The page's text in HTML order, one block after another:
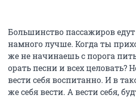
Большинство пассажиров едут
намного лучше. Когда ты
же не начинаешь с порога
орать песни и всех целовать?
вести себя воспитанно. И в
же себя вести. А вести себя,